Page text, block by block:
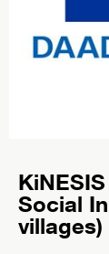
Social
villages)